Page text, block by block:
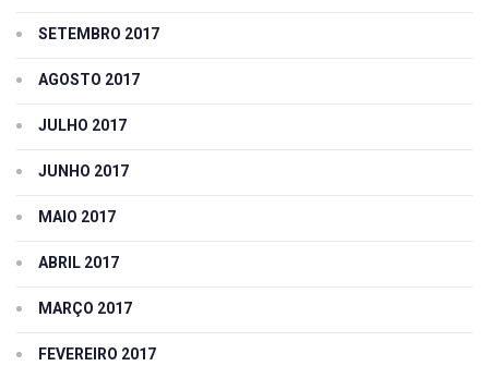
SETEMBRO 2017
AGOSTO 2017
JULHO 2017
JUNHO 2017
MAIO 2017
ABRIL 2017
MARÇO 2017
FEVEREIRO 2017